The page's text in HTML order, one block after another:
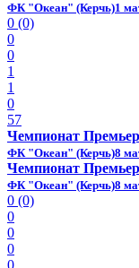
ФК "Океан" (Керчь)1
0 (0)
0
0
1
1
0
57
Чемпионат
ФК "Океан" (Керчь)8
Чемпионат
ФК "Океан" (Керчь)8
0 (0)
0
0
0